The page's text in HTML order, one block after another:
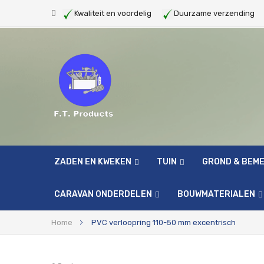
Kwaliteit en voordelig Duurzame verzending
ZADEN EN KWEKEN TUIN GROND &
CARAVAN ONDERDELEN BOUWMATERIALEN
Home PVC verloopring 110-50 mm excentrisch